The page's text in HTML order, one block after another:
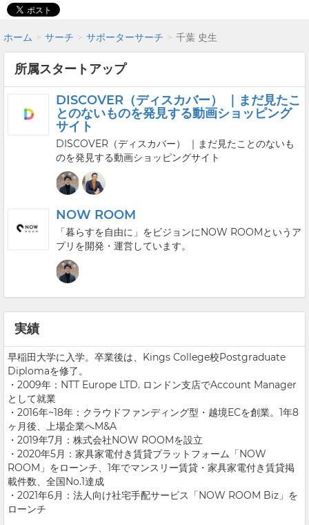
ホーム サーチ サポーターサーチ 千葉 史生
所属スタートアップ
DISCOVER（ディスカバー） ｜まだ見たこ
とのないものを発見する動画ショッピング
サイト
DISCOVER（ディスカバー） ｜まだ見たことのないも
のを発見する動画ショッピングサイト
NOW ROOM
「暮らすを自由に」をビジョンにNOW ROOMというア
プリを開発・運営しています。
実績
早稲田大学に入学。卒業後は、Kings College校Postgraduate
Diplomaを修了。
・2009年：NTT Europe LTD. ロンドン支店でAccount Manager
として就業
・2016年~18年：クラウドファンディング型・越境ECを創業。1年8
ヶ月後、上場企業へM&A
・2019年7月：株式会社NOW ROOMを設立
・2020年5月：家具家電付き賃貸プラットフォーム「NOW
ROOM」をローンチ、1年でマンスリー賃貸・家具家電付き賃貸掲
載件数、全国No.1達成
・2021年6月：法人向け社宅手配サービス「NOW ROOM Biz」を
ローンチ